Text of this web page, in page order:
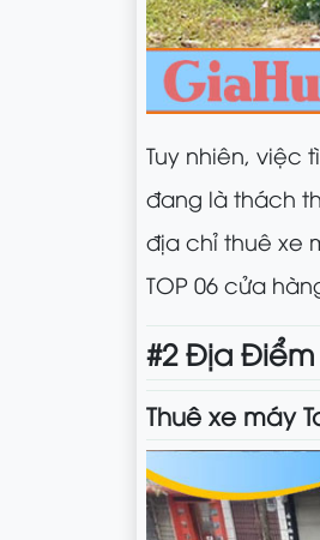
Tuy nhiên, việc
đang là thách
địa chỉ thuê xe
TOP 06 cửa
#2 Địa Điểm
Thuê xe máy